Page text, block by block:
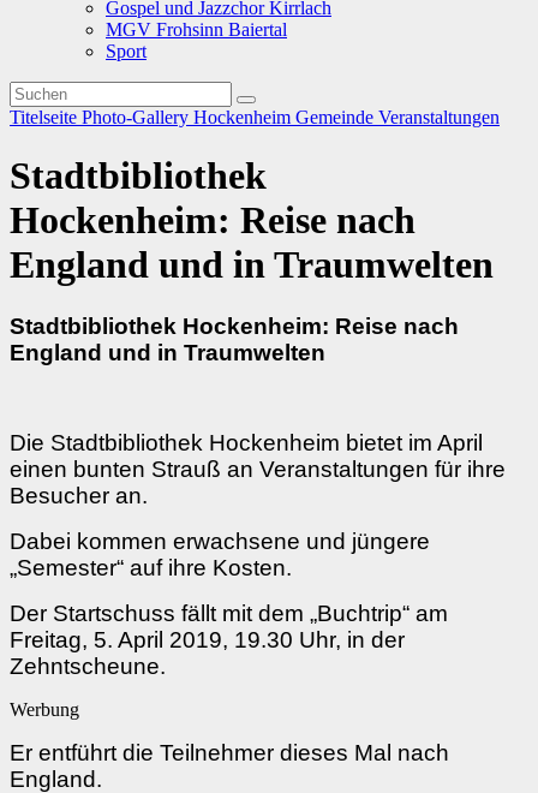
Gospel und Jazzchor Kirrlach
MGV Frohsinn Baiertal
Sport
Titelseite Photo-Gallery Hockenheim Gemeinde Veranstaltungen
Stadtbibliothek
Hockenheim: Reise nach
England und in Traumwelten
Stadtbibliothek Hockenheim: Reise nach
England und in Traumwelten
Die Stadtbibliothek Hockenheim bietet im April
einen bunten Strauß an Veranstaltungen für ihre
Besucher an.
Dabei kommen erwachsene und jüngere
„Semester“ auf ihre Kosten.
Der Startschuss fällt mit dem „Buchtrip“ am
Freitag, 5. April 2019, 19.30 Uhr, in der
Zehntscheune.
Werbung
Er entführt die Teilnehmer dieses Mal nach
England.